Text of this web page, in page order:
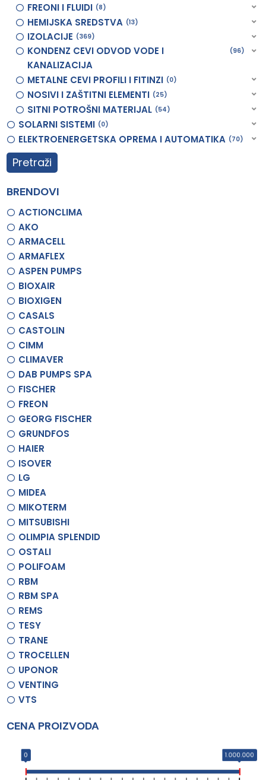
FREONI I FLUIDI 8
HEMIJSKA SREDSTVA 13
IZOLACIJE 369
KONDENZ CEVI ODVOD VODE I
KANALIZACIJA
96
METALNE CEVI PROFILI I FITINZI 0
NOSIVI I ZAŠTITNI ELEMENTI 25
SITNI POTROŠNI MATERIJAL 54
SOLARNI SISTEMI 0
ELEKTROENERGETSKA OPREMA I AUTOMATIKA 70
Pretraži
BRENDOVI
ACTIONCLIMA
AKO
ARMACELL
ARMAFLEX
ASPEN PUMPS
BIOXAIR
BIOXIGEN
CASALS
CASTOLIN
CIMM
CLIMAVER
DAB PUMPS SPA
FISCHER
FREON
GEORG FISCHER
GRUNDFOS
HAIER
ISOVER
LG
MIDEA
MIKOTERM
MITSUBISHI
OLIMPIA SPLENDID
OSTALI
POLIFOAM
RBM
RBM SPA
REMS
TESY
TRANE
TROCELLEN
UPONOR
VENTING
VTS
CENA PROIZVODA
0 1.000.000